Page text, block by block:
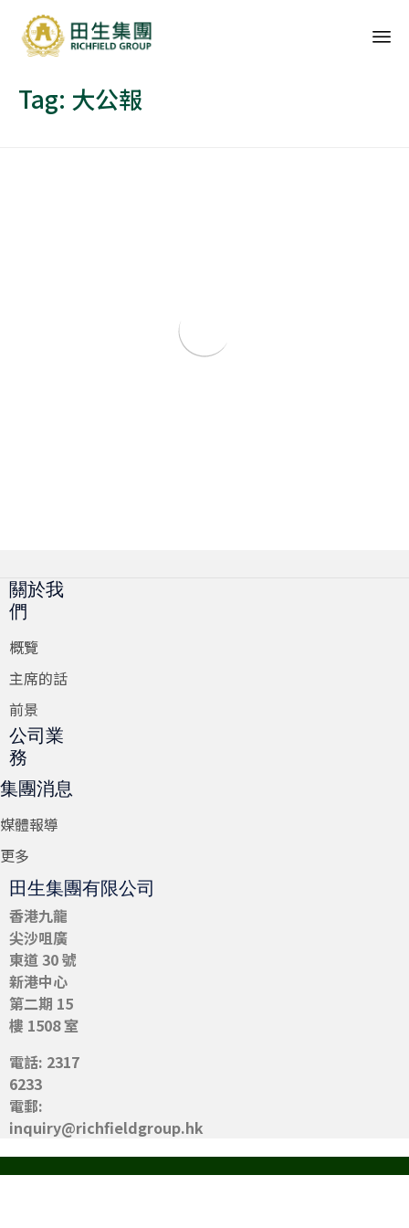
Tag: 大公報
關於我
們
概覽
主席的話
前景
公司業
務
集團消息
媒體報導
更多
田生集團有限公司
香港九龍
尖沙咀廣
東道 30 號
新港中心
第二期 15
樓 1508 室
電話: 2317
6233
電郵:
inquiry@richfieldgroup.hk